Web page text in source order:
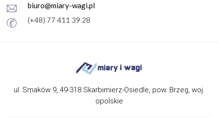
biuro@miary-wagi.pl
(+48) 77 411 39 28
ul. Smaków 9, 49-318 Skarbimierz-Osiedle, pow. Brzeg, woj.
opolskie